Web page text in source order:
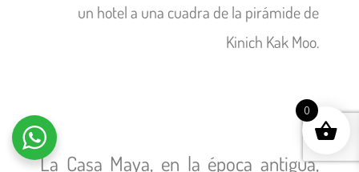
un hotel a una cuadra de la pirámide de
Kinich Kak Moo.
La Casa Maya, en la época antigua,
0